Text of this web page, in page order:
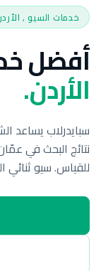
خدمات السيو ,
أفضل
الأردن.
سبايدرلاب يساعد
نتائج البحث في
للقياس. سيو ثنائي